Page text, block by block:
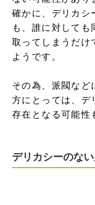
確かに、デリカシ
も、誰に対して
取ってしまうだけ
ようです。
その為、派閥など
方にとっては、デ
存在となる可能性
デリカシーのな